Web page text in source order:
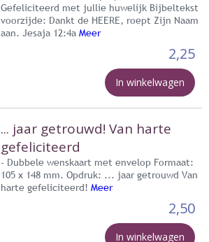
Gefeliciteerd met jullie huwelijk Bijbeltekst
voorzijde: Dankt de HEERE, roept Zijn Naam
aan. Jesaja 12:4a Meer
2,25
In winkelwagen
... jaar getrouwd! Van harte
gefeliciteerd
- Dubbele wenskaart met envelop Formaat:
105 x 148 mm. Opdruk: ... jaar getrouwd Van
harte gefeliciteerd! Meer
2,50
In winkelwagen